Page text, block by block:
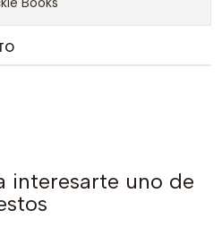
interesarte uno de